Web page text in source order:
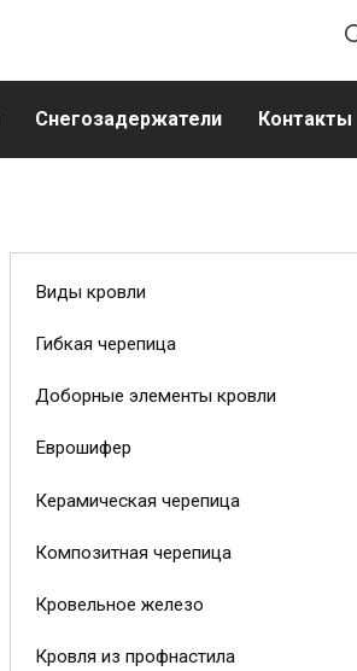
Снегозадержатели Контакты
Виды кровли
Гибкая черепица
Доборные элементы кровли
Еврошифер
Керамическая черепица
Композитная черепица
Кровельное железо
Кровля из профнастила